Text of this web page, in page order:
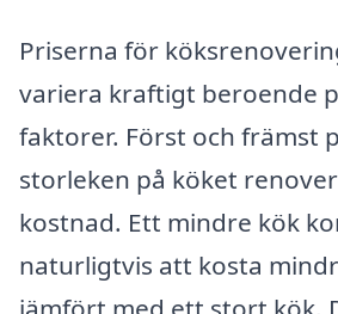
Priserna för
variera kraftigt beroende
faktorer. Först och främst
storleken på köket
kostnad. Ett mindre kök
naturligtvis att kosta